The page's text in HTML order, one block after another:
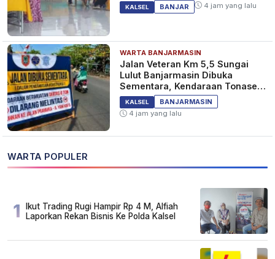
KALSEL BANJAR 4 jam yang lalu
WARTA BANJARMASIN
Jalan Veteran Km 5,5 Sungai
Lulut Banjarmasin Dibuka
Sementara, Kendaraan Tonase
Besar Dilarang
KALSEL
BANJARMASIN
4 jam yang lalu
WARTA POPULER
1
Ikut Trading Rugi Hampir Rp 4 M, Alfiah
Laporkan Rekan Bisnis Ke Polda Kalsel